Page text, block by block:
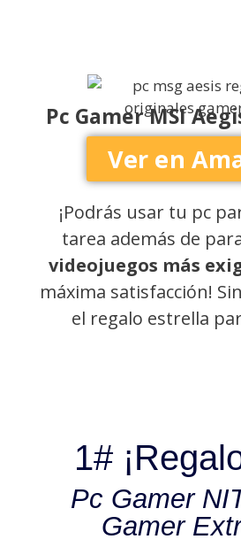
Pc Gamer MSI
Ver en
¡Podrás usar tu pc
tarea además de
videojuegos más
máxima satisfacción!
el regalo estrella
1#
Pc Gamer
Gamer